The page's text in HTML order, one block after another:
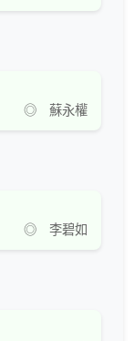
◎ 蘇永權
◎ 李碧如